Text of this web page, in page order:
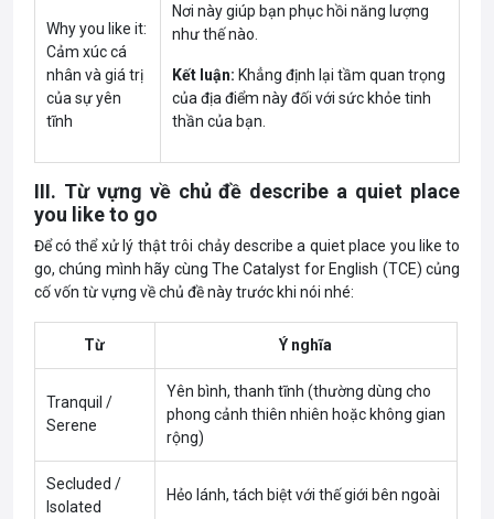
Why you like it:
Cảm xúc cá
nhân và giá trị
của sự yên
tĩnh
Nơi này giúp bạn phục hồi năng lượng
như thế nào.
Kết luận: Khẳng định lại tầm quan trọng
của địa điểm này đối với sức khỏe tinh
thần của bạn.
III. Từ vựng về chủ đề describe a quiet place
you like to go
Để có thể xử lý thật trôi chảy describe a quiet place you like to
go, chúng mình hãy cùng The Catalyst for English (TCE) củng
cố vốn từ vựng về chủ đề này trước khi nói nhé:
Từ Ý nghĩa
Tranquil /
Serene
Yên bình, thanh tĩnh (thường dùng cho
phong cảnh thiên nhiên hoặc không gian
rộng)
Secluded /
Isolated
Hẻo lánh, tách biệt với thế giới bên ngoài